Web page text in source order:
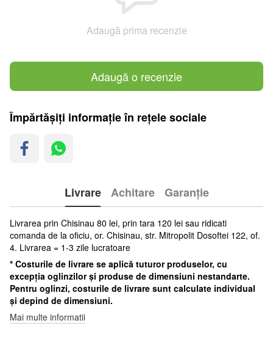
Adaugă prima recenzie
Adaugă o recenzie
Împărtășiți informație în rețele sociale
Livrare Achitare Garanție
Livrarea prin Chisinau 80 lei, prin tara 120 lei sau ridicati
comanda de la oficiu, or. Chisinau, str. Mitropolit Dosoftei 122, of.
4. Livrarea = 1-3 zile lucratoare
* Costurile de livrare se aplică tuturor produselor, cu
excepția oglinzilor și produse de dimensiuni nestandarte.
Pentru oglinzi, costurile de livrare sunt calculate individual
și depind de dimensiuni.
Mai multe informatii